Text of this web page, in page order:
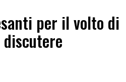
per il volto di